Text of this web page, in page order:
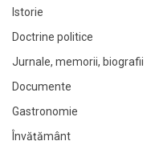
Istorie
Doctrine politice
Jurnale, memorii, biografii
Documente
Gastronomie
Învățământ